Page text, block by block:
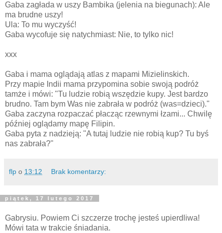
Gaba zagłada w uszy Bambika (jelenia na biegunach): Ale
ma brudne uszy!
Ula: To mu wyczyść!
Gaba wycofuje się natychmiast: Nie, to tylko nic!
xxx
Gaba i mama oglądają atlas z mapami Mizielinskich.
Przy mapie Indii mama przypomina sobie swoją podróż
tamże i mówi: "Tu ludzie robią wszędzie kupy. Jest bardzo
brudno. Tam bym Was nie zabrała w podróż (was=dzieci)."
Gaba zaczyna rozpaczać płacząc rzewnymi łzami... Chwilę
później oglądamy mapę Filipin.
Gaba pyta z nadzieją: "A tutaj ludzie nie robią kup? Tu byś
nas zabrała?"
flp o 13:12 Brak komentarzy:
piątek, 17 lutego 2017
Gabrysiu. Powiem Ci szczerze trochę jesteś upierdliwa!
Mówi tata w trakcie śniadania.